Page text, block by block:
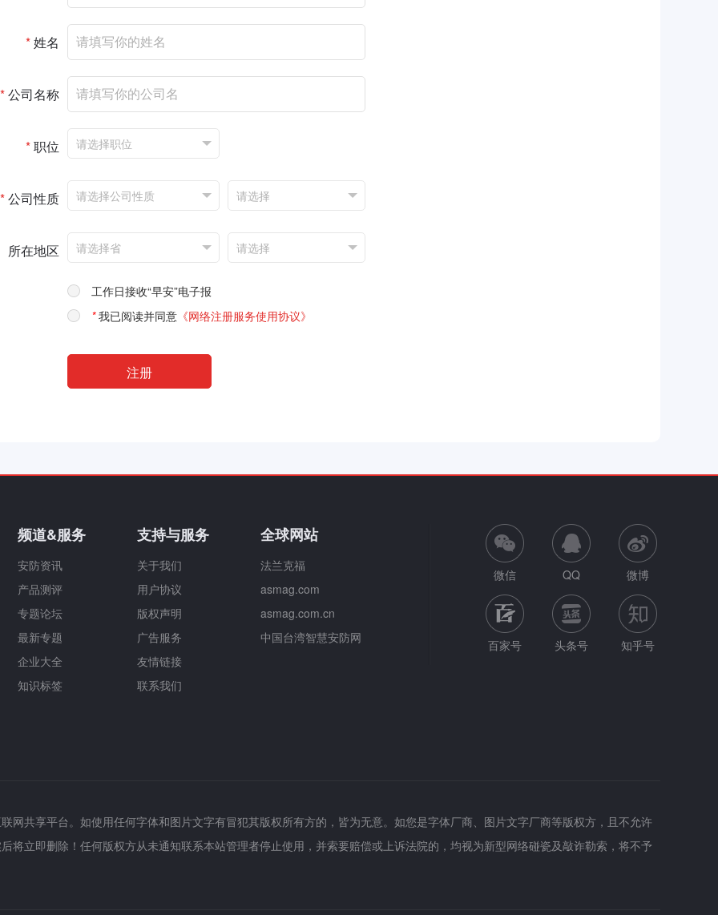
*姓名
*公司名称
*职位
*公司性质
所在地区
工作日接收“早安”电子报
*我已阅读并同意 《网络注册服务使用协议》
频道&服务
安防资讯
产品测评
专题论坛
最新专题
企业大全
知识标签
支持与服务
关于我们
用户协议
版权声明
广告服务
友情链接
联系我们
全球网站
法兰克福
asmag.com
asmag.com.cn
中国台湾智慧安防网
微信 QQ 微博
百家号 头条号 知乎号
网共享平台。如使用任何字体和图片文字有冒犯其版权所有方的，皆为无意。如您是字体厂商、图片文字厂商等版权方，且不允许
将立即删除！任何版权方从未通知联系本站管理者停止使用，并索要赔偿或上诉法院的，均视为新型网络碰瓷及敲诈勒索，将不予